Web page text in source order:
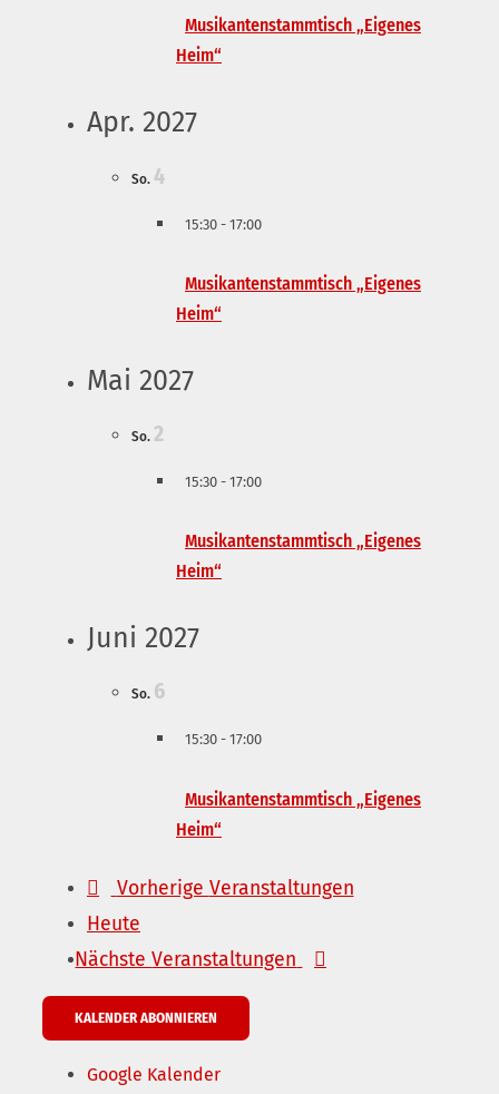
Musikantenstammtisch „Eigenes
Heim“
Apr. 2027
So. 4
15:30 - 17:00
Musikantenstammtisch „Eigenes
Heim“
Mai 2027
So. 2
15:30 - 17:00
Musikantenstammtisch „Eigenes
Heim“
Juni 2027
So. 6
15:30 - 17:00
Musikantenstammtisch „Eigenes
Heim“
Vorherige Veranstaltungen
Heute
NächsteVeranstaltungen
KALENDER ABONNIEREN
Google Kalender